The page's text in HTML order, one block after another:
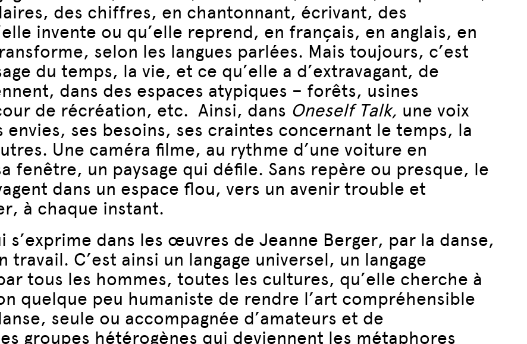
des chiffres, en chantonnant, écrivant, des
invente ou qu’elle reprend, en français, en anglais, en
selon les langues parlées. Mais toujours, c’est
du temps, la vie, et ce qu’elle a d’extravagant, de
dans des espaces atypiques – forêts, usines
de récréation, etc. Ainsi, dans Oneself Talk, une voix
envies, ses besoins, ses craintes concernant le temps, la
Une caméra filme, au rythme d’une voiture en
fenêtre, un paysage qui défile. Sans repère ou presque, le
dans un espace flou, vers un avenir trouble et
à chaque instant.
s’exprime dans les œuvres de Jeanne Berger, par la danse,
travail. C’est ainsi un langage universel, un langage
tous les hommes, toutes les cultures, qu’elle cherche à
quelque peu humaniste de rendre l’art compréhensible
seule ou accompagnée d’amateurs et de
groupes hétérogènes qui deviennent les métaphores